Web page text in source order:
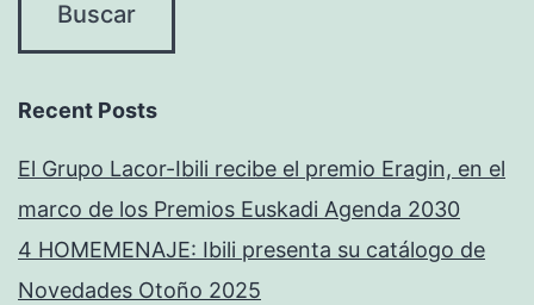
Recent Posts
El Grupo Lacor-Ibili recibe el premio Eragin, en el
marco de los Premios Euskadi Agenda 2030
4 HOMEMENAJE: Ibili presenta su catálogo de
Novedades Otoño 2025